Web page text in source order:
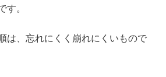
す。
は、忘れにくく崩れにくいもので